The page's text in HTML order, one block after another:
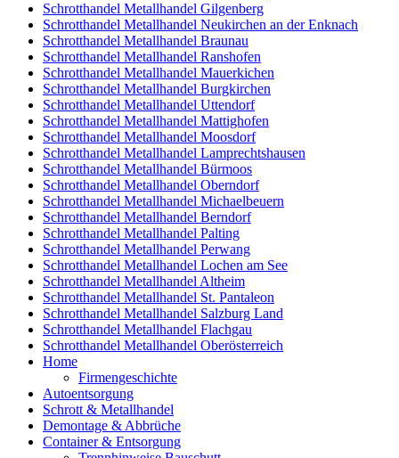
Schrotthandel Metallhandel Gilgenberg
Schrotthandel Metallhandel Neukirchen an der Enknach
Schrotthandel Metallhandel Braunau
Schrotthandel Metallhandel Ranshofen
Schrotthandel Metallhandel Mauerkichen
Schrotthandel Metallhandel Burgkirchen
Schrotthandel Metallhandel Uttendorf
Schrotthandel Metallhandel Mattighofen
Schrotthandel Metallhandel Moosdorf
Schrotthandel Metallhandel Lamprechtshausen
Schrotthandel Metallhandel Bürmoos
Schrotthandel Metallhandel Oberndorf
Schrotthandel Metallhandel Michaelbeuern
Schrotthandel Metallhandel Berndorf
Schrotthandel Metallhandel Palting
Schrotthandel Metallhandel Perwang
Schrotthandel Metallhandel Lochen am See
Schrotthandel Metallhandel Altheim
Schrotthandel Metallhandel St. Pantaleon
Schrotthandel Metallhandel Salzburg Land
Schrotthandel Metallhandel Flachgau
Schrotthandel Metallhandel Oberösterreich
Home
Firmengeschichte
Autoentsorgung
Schrott & Metallhandel
Demontage & Abbrüche
Container & Entsorgung